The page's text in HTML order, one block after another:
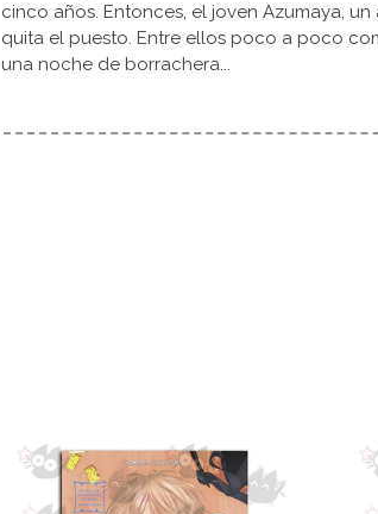
cinco años. Entonces, el joven Azumaya,
quita el puesto. Entre ellos poco a poco
una noche de borrachera...